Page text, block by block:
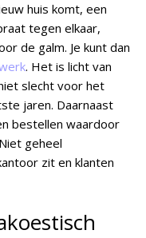
huis komt, een
tegen elkaar,
de galm. Je kunt dan
. Het is licht van
slecht voor het
jaren. Daarnaast
bestellen waardoor
geheel
zit en klanten